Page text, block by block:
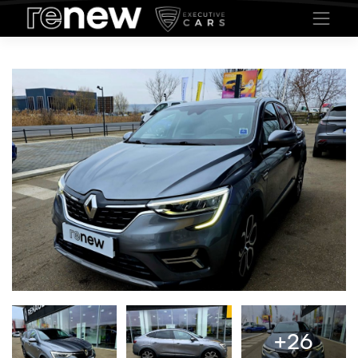
Contactează un consultant de vânzări
Introdu datele de contact
Completează următoarele informații:
*Pentru prelucrarea solicitării, datele marcate cu un asterisc sunt obligatorii
Informatiile despre masina (Renault Arkana E-Tech) sunt trimise automat.
Nume *
Email *
Telefon *